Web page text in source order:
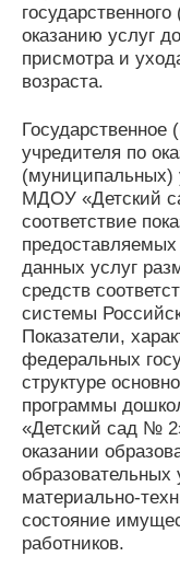
оказанию услуг
присмотра и
возраста.
учредителя по
(муниципальных)
МДОУ «Детский
соответствие
данных услуг
средств
системы
Показатели,
федеральных
структуре
программы
«Детский сад №
оказании
образовательных
материально-
состояние
работников.